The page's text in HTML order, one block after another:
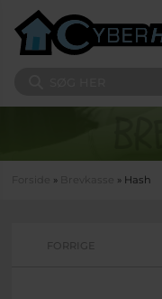
Du er her
» Brevkasse » Hash
FORRIGE